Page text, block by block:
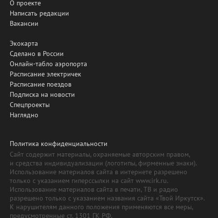
О проекте
Написать редакции
Вакансии
Экокарта
Сделано в России
Онлайн-табло аэропорта
Расписание электричек
Расписание поездов
Подписка на новости
Спецпроекты
Наглядно
Политика конфиденциальности
Сайт содержит материалы, охраняемые авторским правом,
и средства индивидуализации (логотипы, фирменные знаки).
Использование материалов сайта в интернете разрешено
только с указанием гиперссылки на сайт www.irk.ru.
Использование материалов сайта в печати, ТВ и радио
разрешено только с указанием названия сайта «Твой Иркутск».
К нарушителям данного положения применяются все меры,
предусмотренные ст. 1301 ГК РФ.